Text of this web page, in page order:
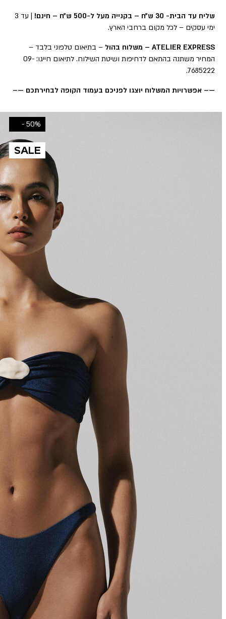
שליח עד הבית- 30 ש״ח – בקנייה מעל ל-500 ש״ח – חינם!
| עד 3
ימי עסקים – לכל מקום ברחבי הארץ.
ATELIER EXPRESS – משלוח בהול
– בתיאום טלפוני בלבד –
המחיר משתנה בהתאם לדחיפות ושיטת השילוח. לתיאום חייגו: 09-
7685222.
—– אפשרויות המשלוח יוצגו לפניכם בעמוד הקופה לבחירתכם —–
50% -
SALE